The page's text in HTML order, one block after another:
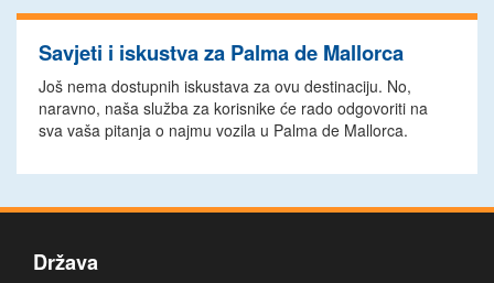
Savjeti i iskustva za Palma de Mallorca
Još nema dostupnih iskustava za ovu destinaciju. No,
naravno, naša služba za korisnike će rado odgovoriti na
sva vaša pitanja o najmu vozila u Palma de Mallorca.
Država